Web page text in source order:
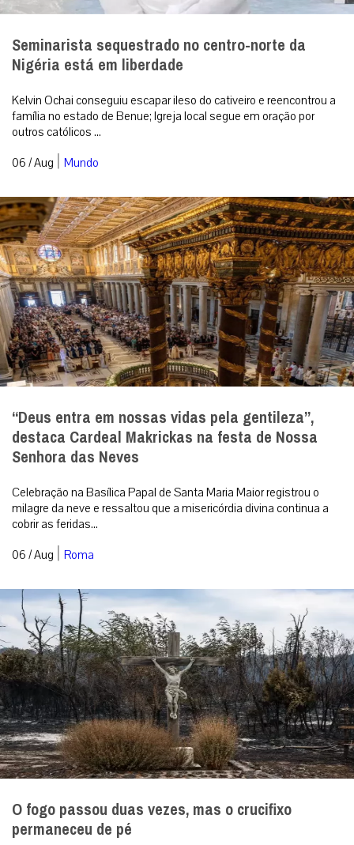
Seminarista sequestrado no centro-norte da
Nigéria está em liberdade
Kelvin Ochai conseguiu escapar ileso do cativeiro e reencontrou a
família no estado de Benue; Igreja local segue em oração por
outros católicos ...
06 / Aug | Mundo
“Deus entra em nossas vidas pela gentileza”,
destaca Cardeal Makrickas na festa de Nossa
Senhora das Neves
Celebração na Basílica Papal de Santa Maria Maior registrou o
milagre da neve e ressaltou que a misericórdia divina continua a
cobrir as feridas...
06 / Aug | Roma
O fogo passou duas vezes, mas o crucifixo
permaneceu de pé